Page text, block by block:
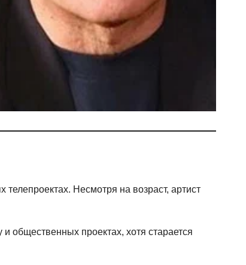
Несмотря на возраст, артист
общественных проектах, хотя старается